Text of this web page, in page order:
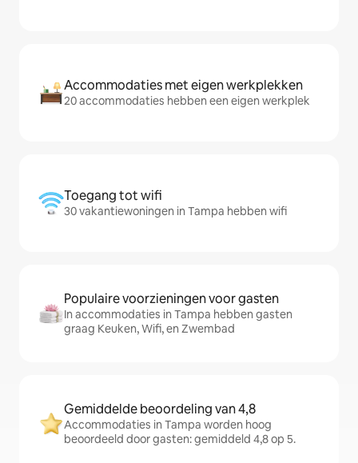
Accommodaties met eigen werkplekken
20 accommodaties hebben een eigen werkplek
Toegang tot wifi
30 vakantiewoningen in Tampa hebben wifi
Populaire voorzieningen voor gasten
In accommodaties in Tampa hebben gasten
graag Keuken, Wifi, en Zwembad
Gemiddelde beoordeling van 4,8
Accommodaties in Tampa worden hoog
beoordeeld door gasten: gemiddeld 4,8 op 5.